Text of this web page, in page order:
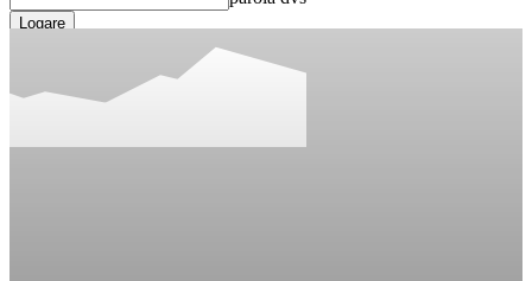
Ați uitat parola? obține ajutor
Recuperați-vă parola